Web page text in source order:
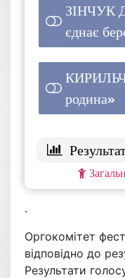
ЗІНЧУК
єднає
родина»
.
Оргокомітет
відповідно до
Результати